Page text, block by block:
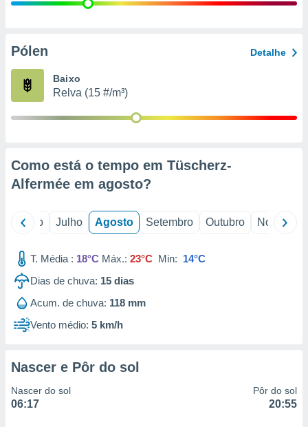
e
de
Pólen Detalhe
Baixo
Relva (15 #/m³)
Como está o tempo em Tüscherz-
Alfermée em agosto?
Junho Julho Agosto Setembro Outubro Novembro
T. Média : 18°C Máx.: 23°C Min: 14°C
Dias de chuva: 15 dias
Acum. de chuva: 118 mm
Vento médio: 5 km/h
Nascer e Pôr do sol
Nascer do sol
06:17
Pôr do sol
20:55